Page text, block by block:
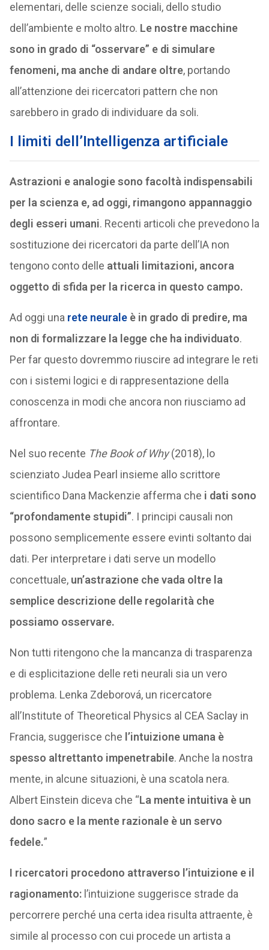
elementari, delle scienze sociali, dello studio
dell’ambiente e molto altro. Le nostre macchine
sono in grado di “osservare” e di simulare
fenomeni, ma anche di andare oltre, portando
all’attenzione dei ricercatori pattern che non
sarebbero in grado di individuare da soli.
I limiti dell’Intelligenza artificiale
Astrazioni e analogie sono facoltà indispensabili
per la scienza e, ad oggi, rimangono appannaggio
degli esseri umani. Recenti articoli che prevedono la
sostituzione dei ricercatori da parte dell’IA non
tengono conto delle attuali limitazioni, ancora
oggetto di sfida per la ricerca in questo campo.
Ad oggi una rete neurale è in grado di predire, ma
non di formalizzare la legge che ha individuato.
Per far questo dovremmo riuscire ad integrare le reti
con i sistemi logici e di rappresentazione della
conoscenza in modi che ancora non riusciamo ad
affrontare.
Nel suo recente The Book of Why(2018), lo
scienziato Judea Pearl insieme allo scrittore
scientifico Dana Mackenzie afferma che i dati sono
“profondamente stupidi”. I principi causali non
possono semplicemente essere evinti soltanto dai
dati. Per interpretare i dati serve un modello
concettuale,un’astrazione che vada oltre la
semplice descrizione delle regolarità che
possiamo osservare.
Non tutti ritengono che la mancanza di trasparenza
e di esplicitazione delle reti neurali sia un vero
problema. Lenka Zdeborová, un ricercatore
all’Institute of Theoretical Physics al CEA Saclay in
Francia, suggerisce che l’intuizione umana è
spesso altrettanto impenetrabile. Anche la nostra
mente, in alcune situazioni, è una scatola nera.
Albert Einstein diceva che “La mente intuitiva è un
dono sacro e la mente razionale è un servo
fedele.”
I ricercatori procedono attraverso l’intuizione e il
ragionamento:l’intuizione suggerisce strade da
percorrere perché una certa idea risulta attraente, è
simile al processo con cui procede un artista a